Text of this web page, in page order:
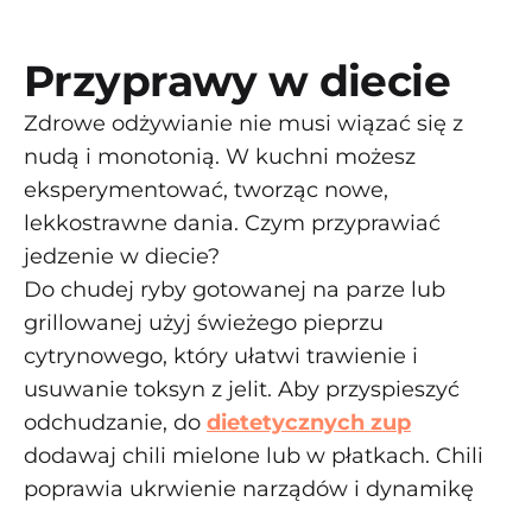
Przyprawy w diecie
Zdrowe odżywianie nie musi wiązać się z
nudą i monotonią. W kuchni możesz
eksperymentować, tworząc nowe,
lekkostrawne dania. Czym przyprawiać
jedzenie w diecie?
Do chudej ryby gotowanej na parze lub
grillowanej użyj świeżego pieprzu
cytrynowego, który ułatwi trawienie i
usuwanie toksyn z jelit. Aby przyspieszyć
odchudzanie, do dietetycznych zup
dodawaj chili mielone lub w płatkach. Chili
poprawia ukrwienie narządów i dynamikę